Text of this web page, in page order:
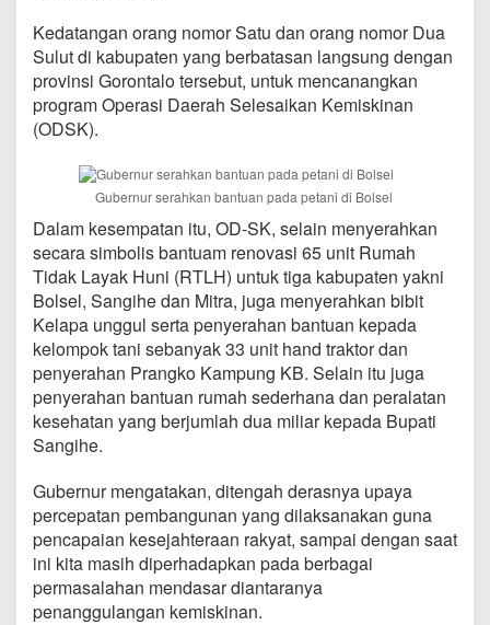
n
u
r
C
a
n
g
k
a
n
O
p
r
a
s
i
D
a
a
h
S
e
l
e
Kedatangan orang nomor Satu dan orang nomor Dua
Sulut di kabupaten yang berbatasan langsung dengan
provinsi Gorontalo tersebut, untuk mencanangkan
program Operasi Daerah Selesaikan Kemiskinan
(ODSK).
Gubernur serahkan bantuan pada petani di Bolsel
Dalam kesempatan itu, OD-SK, selain menyerahkan
secara simbolis bantuam renovasi 65 unit Rumah
Tidak Layak Huni (RTLH) untuk tiga kabupaten yakni
Bolsel, Sangihe dan Mitra, juga menyerahkan bibit
Kelapa unggul serta penyerahan bantuan kepada
kelompok tani sebanyak 33 unit hand traktor dan
penyerahan Prangko Kampung KB. Selain itu juga
penyerahan bantuan rumah sederhana dan peralatan
kesehatan yang berjumlah dua miliar kepada Bupati
Sangihe.
Gubernur mengatakan, ditengah derasnya upaya
percepatan pembangunan yang dilaksanakan guna
pencapaian kesejahteraan rakyat, sampai dengan saat
ini kita masih diperhadapkan pada berbagai
permasalahan mendasar diantaranya
penanggulangan kemiskinan.